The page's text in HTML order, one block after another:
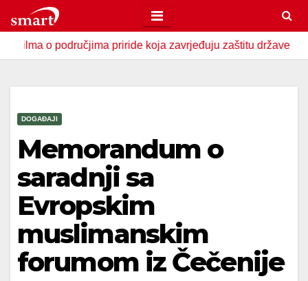
to
content
o područjima priride koja zavrjeđuju zaštitu države U
DOGAĐAJI
Memorandum o
saradnji sa
Evropskim
muslimanskim
forumom iz Čečenije